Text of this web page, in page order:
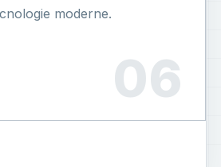
moderne.